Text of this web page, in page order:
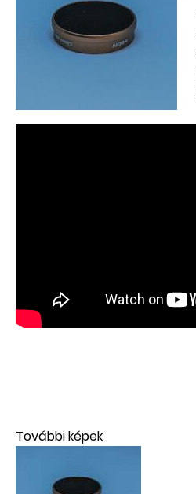
További képek